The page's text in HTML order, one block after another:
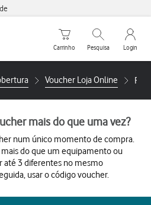
Carrinho de compras
Carrinho
Pesquisar
Pesquisa
My
Login
Voucher Loja Online
mais do que uma vez?
num único momento de compra.
do que um equipamento ou
até 3 diferentes no mesmo
usar o código voucher.